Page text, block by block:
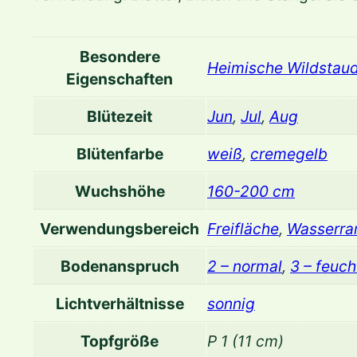
Besondere
Eigenschaften
Heimische
Blütezeit Jun, Jul,Aug
Blütenfarbe
weiß, cremegelb
Wuchshöhe
160-200 cm
Verwendungsbereich Freifläche,
Bodenanspruch
2 – normal, 3 –
Lichtverhältnisse
sonnig
Topfgröße
P 1 (11 cm)